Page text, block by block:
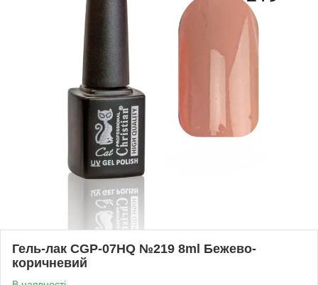
Гель-лак CGP-07HQ №219 8ml Бежево-
коричневий